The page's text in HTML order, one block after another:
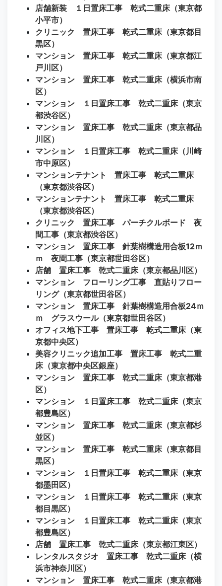
店舗新装 １日置床工事 乾式二重床（東京都
小平市）
クリニック 置床工事 乾式二重床（東京都目
黒区）
マンション 置床工事 乾式二重床（東京都江
戸川区）
マンション 置床工事 乾式二重床（横浜市南
区）
マンション １日置床工事 乾式二重床（東京
都渋谷区）
マンション 置床工事 乾式二重床（東京都品
川区）
マンション １日置床工事 乾式二重床（川崎
市中原区）
マンションテナント 置床工事 乾式二重床
（東京都渋谷区）
マンションテナント 置床工事 乾式二重床
（東京都渋谷区）
クリニック 置床工事 パーチクルボード 夜
間工事（東京都渋谷区）
マンション 置床工事 針葉樹構造用合板12ｍ
ｍ 夜間工事（東京都世田谷区）
店舗 置床工事 乾式二重床（東京都品川区）
マンション フローリング工事 直貼りフロー
リング（東京都世田谷区）
マンション 置床工事 針葉樹構造用合板24ｍ
ｍ グラスウール（東京都世田谷区）
オフィス地下工事 置床工事 乾式二重床（東
京都中央区）
美容クリニック追加工事 置床工事 乾式二重
床（東京都中央区銀座）
マンション 置床工事 乾式二重床（東京都港
区）
マンション １日置床工事 乾式二重床（東京
都豊島区）
マンション 置床工事 乾式二重床（東京都杉
並区）
マンション 置床工事 乾式二重床（東京都目
黒区）
マンション １日置床工事 乾式二重床（東京
都墨田区）
マンション １日置床工事 乾式二重床（東京
都目黒区）
マンション １日置床工事 乾式二重床（東京
都豊島区）
店舗 置床工事 乾式二重床（東京都江東区）
レンタルスタジオ 置床工事 乾式二重床（横
浜市神奈川区）
マンション 置床工事 乾式二重床（東京都港